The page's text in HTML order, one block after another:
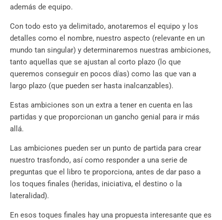
además de equipo.
Con todo esto ya delimitado, anotaremos el equipo y los
detalles como el nombre, nuestro aspecto (relevante en un
mundo tan singular) y determinaremos nuestras ambiciones,
tanto aquellas que se ajustan al corto plazo (lo que
queremos conseguir en pocos días) como las que van a
largo plazo (que pueden ser hasta inalcanzables).
Estas ambiciones son un extra a tener en cuenta en las
partidas y que proporcionan un gancho genial para ir más
allá.
Las ambiciones pueden ser un punto de partida para crear
nuestro trasfondo, así como responder a una serie de
preguntas que el libro te proporciona, antes de dar paso a
los toques finales (heridas, iniciativa, el destino o la
lateralidad).
En esos toques finales hay una propuesta interesante que es